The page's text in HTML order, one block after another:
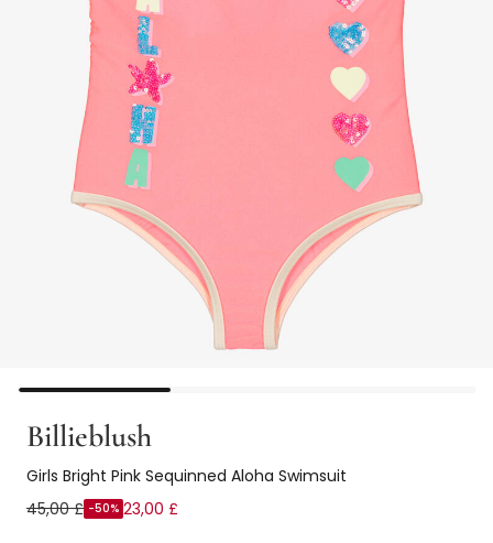
Billieblush
Girls Bright Pink Sequinned Aloha Swimsuit
45,00 £ -50% 23,00 £